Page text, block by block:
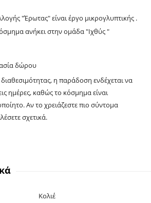
"Έρωτας" είναι έργο μικρογλυπτικής .
ανήκει στην ομάδα "Ιχθύς "
δώρου
η παράδοση ενδέχεται να
ημέρες, καθώς το κόσμημα είναι
Αν το χρειάζεστε πιο σύντομα
σχετικά.
Κολιέ